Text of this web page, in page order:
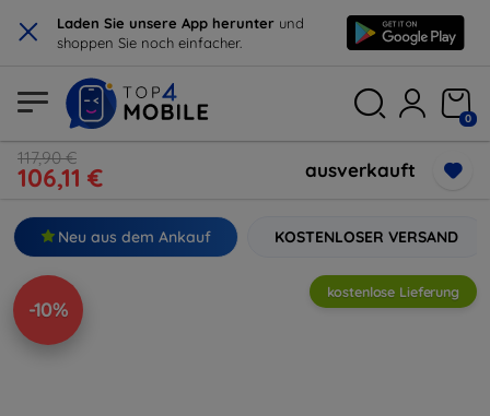
× Laden Sie unsere App herunter und
shoppen Sie noch einfacher.
0
117,90 €
106,11 € ausverkauft
Neu aus dem Ankauf KOSTENLOSER VERSAND
-10%
kostenlose Lieferung